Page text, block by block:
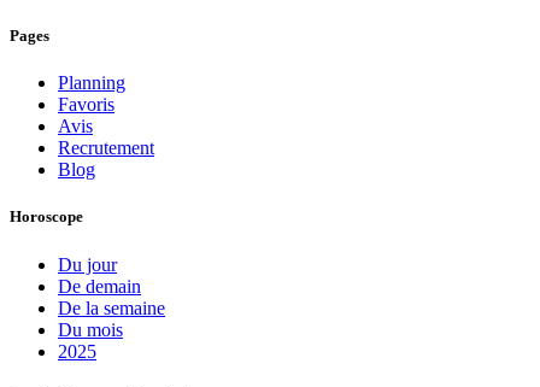
Pages
Planning
Favoris
Avis
Recrutement
Blog
Horoscope
Du jour
De demain
De la semaine
Du mois
2025